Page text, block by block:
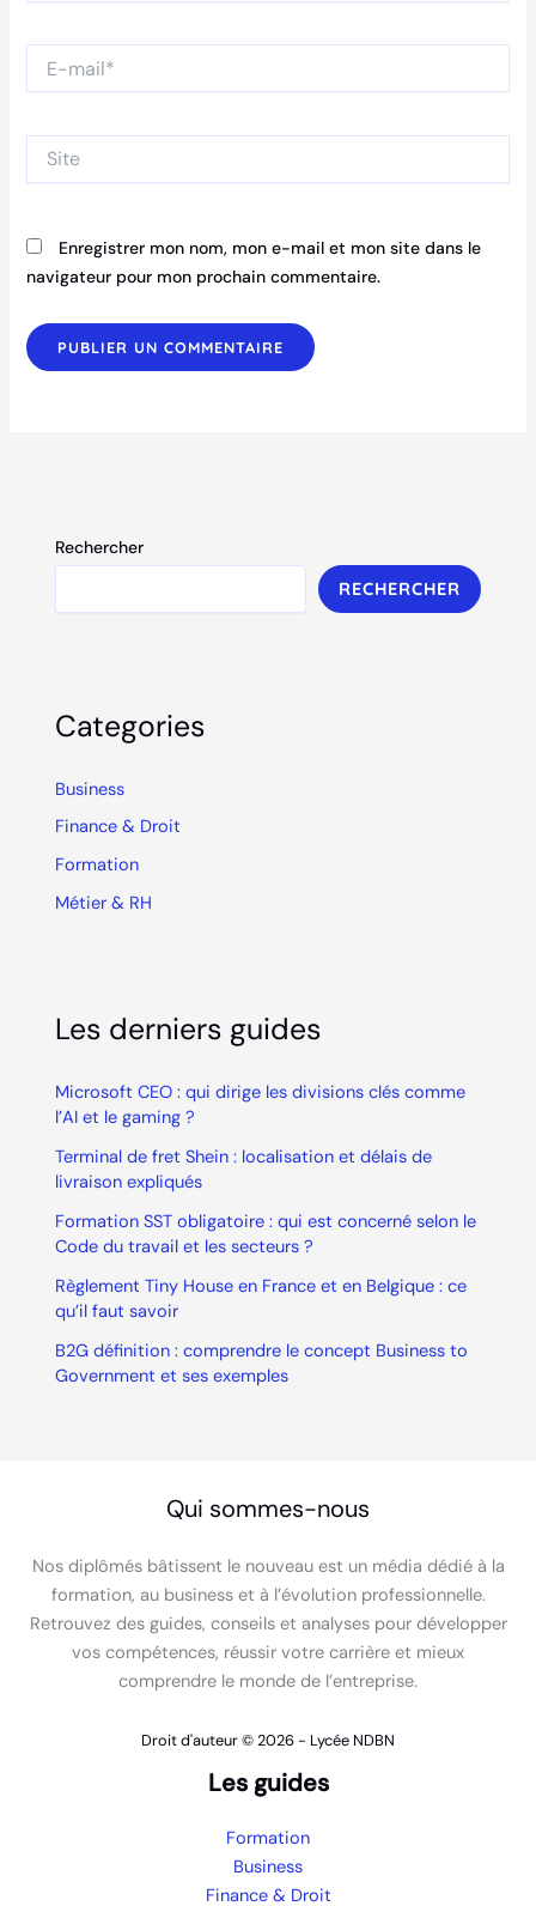
mail*
Site
Enregistrer mon nom, mon e-mail et mon site dans le
navigateur pour mon prochain commentaire.
Rechercher
RECHERCHER
Categories
Business
Finance & Droit
Formation
Métier & RH
Les derniers guides
Microsoft CEO : qui dirige les divisions clés comme
l’AI et le gaming ?
Terminal de fret Shein : localisation et délais de
livraison expliqués
Formation SST obligatoire : qui est concerné selon le
Code du travail et les secteurs ?
Règlement Tiny House en France et en Belgique : ce
qu’il faut savoir
B2G définition : comprendre le concept Business to
Government et ses exemples
Qui sommes-nous
Nos diplômés bâtissent le nouveau est un média dédié à la
formation, au business et à l’évolution professionnelle.
Retrouvez des guides, conseils et analyses pour développer
vos compétences, réussir votre carrière et mieux
comprendre le monde de l’entreprise.
Droit d'auteur © 2026 - Lycée NDBN
Les guides
Formation
Business
Finance & Droit